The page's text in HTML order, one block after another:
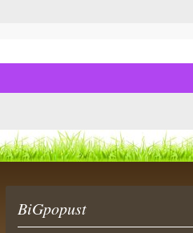
BiGpopust